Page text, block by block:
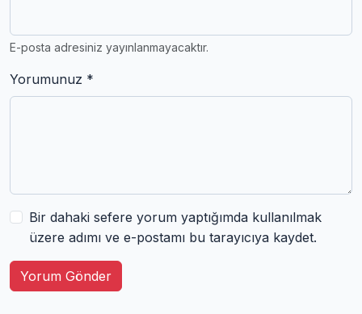
E-posta adresiniz yayınlanmayacaktır.
Yorumunuz *
Bir dahaki sefere yorum yaptığımda kullanılmak
üzere adımı ve e-postamı bu tarayıcıya kaydet.
Yorum Gönder